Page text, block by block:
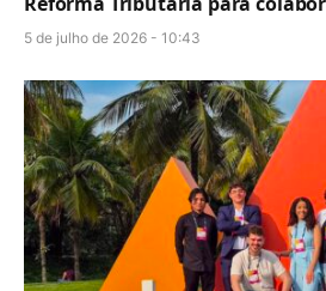
5 de julho de 2026 - 10:43